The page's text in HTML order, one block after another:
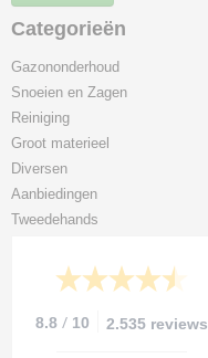
Categorieën
Gazononderhoud
Snoeien en Zagen
Reiniging
Groot materieel
Diversen
Aanbiedingen
Tweedehands
8.8 / 10 2.535 reviews